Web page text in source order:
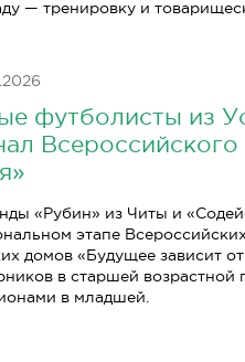
— тренировку и
футболисты из
«Рубин» из Читы и
этапе
домов «Будущее зависит
в старшей возрастной
в младшей.